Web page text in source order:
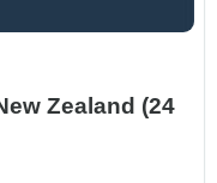
Zealand (24